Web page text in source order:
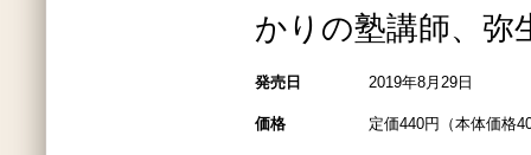
かりの塾講師、
発売日 2019年8月29日
価格 定価440円（本体価格